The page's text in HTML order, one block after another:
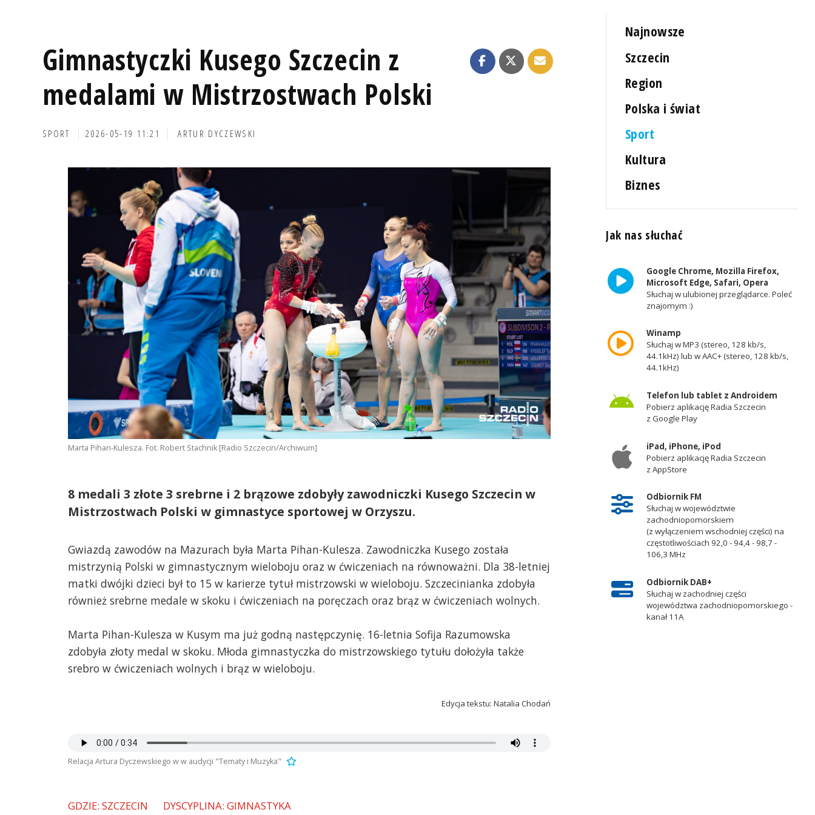
Gimnastyczki Kusego Szczecin z
medalami w Mistrzostwach Polski
SPORT 2026-05-19 11:21 ARTUR DYCZEWSKI
Marta Pihan-Kulesza. Fot. Robert Stachnik [Radio Szczecin/Archiwum]
8 medali 3 złote 3 srebrne i 2 brązowe zdobyły zawodniczki Kusego Szczecin w
Mistrzostwach Polski w gimnastyce sportowej w Orzyszu.
Gwiazdą zawodów na Mazurach była Marta Pihan-Kulesza. Zawodniczka Kusego została
mistrzynią Polski w gimnastycznym wieloboju oraz w ćwiczeniach na równoważni. Dla 38-letniej
matki dwójki dzieci był to 15 w karierze tytuł mistrzowski w wieloboju. Szczecinianka zdobyła
również srebrne medale w skoku i ćwiczeniach na poręczach oraz brąz w ćwiczeniach wolnych.
Marta Pihan-Kulesza w Kusym ma już godną następczynię. 16-letnia Sofija Razumowska
zdobyła złoty medal w skoku. Młoda gimnastyczka do mistrzowskiego tytułu dołożyła także
srebro w ćwiczeniach wolnych i brąz w wieloboju.
Edycja tekstu: Natalia Chodań
Relacja Artura Dyczewskiego w w audycji "Tematy i Muzyka"
GDZIE: SZCZECIN DYSCYPLINA: GIMNASTYKA
Najnowsze
Szczecin
Region
Polska i świat
Sport
Kultura
Biznes
Jak nas słuchać
Google Chrome, Mozilla Firefox,
Microsoft Edge, Safari, Opera
Słuchaj w ulubionej przeglądarce. Poleć
znajomym :)
Winamp
Słuchaj w MP3 (stereo, 128 kb/s,
44.1kHz) lub w AAC+ (stereo, 128 kb/s,
44.1kHz)
Telefon lub tablet z Androidem
Pobierz aplikację Radia Szczecin
z Google Play
iPad, iPhone, iPod
Pobierz aplikację Radia Szczecin
z AppStore
Odbiornik FM
Słuchaj w województwie
zachodniopomorskiem
(z wyłączeniem wschodniej części) na
częstotliwościach 92,0 - 94,4 - 98,7 -
106,3 MHz
Odbiornik DAB+
Słuchaj w zachodniej części
województwa zachodniopomorskiego -
kanał 11A